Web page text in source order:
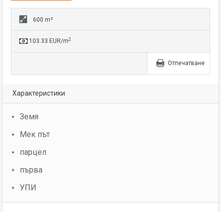
600 m²
103.33 EUR/m2
Отпечатване
Характеристики
Земя
Мек път
парцел
първа
УПИ